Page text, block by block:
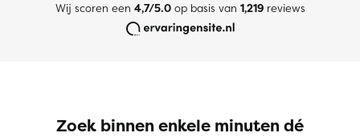
Wij scoren een 4,7/5.0op basis van 1,219reviews
Zoek binnen enkele minuten dé